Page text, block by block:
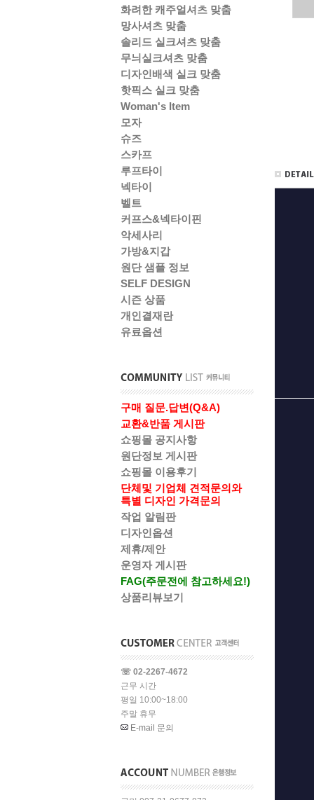
화려한 캐주얼셔츠 맞춤
망사셔츠 맞춤
솔리드 실크셔츠 맞춤
무늬실크셔츠 맞춤
디자인배색 실크 맞춤
핫픽스 실크 맞춤
Woman's Item
모자
슈즈
스카프
루프타이
넥타이
벨트
커프스&넥타이핀
악세사리
가방&지갑
원단 샘플 정보
SELF DESIGN
시즌 상품
개인결재란
유료옵션
구매 질문.답변(Q&A)
교환&반품 게시판
쇼핑몰 공지사항
원단정보 게시판
쇼핑몰 이용후기
단체및 기업체 견적문의와
특별 디자인 가격문의
작업 알림판
디자인옵션
제휴/제안
운영자 게시판
FAG(주문전에 참고하세요!)
상품리뷰보기
☏ 02-2267-4672
근무 시간
평일 10:00~18:00
주말 휴무
E-mail 문의